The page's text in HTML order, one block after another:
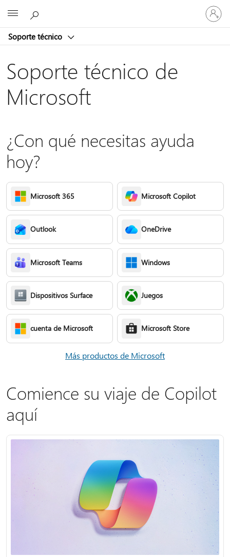
Soporte técnico
Iniciar
sesión
en
cuenta
Soporte técnico de
Microsoft
¿Con qué necesitas ayuda
hoy?
Microsoft 365 Microsoft Copilot
Outlook OneDrive
Microsoft Teams Windows
Dispositivos Surface Juegos
cuenta de Microsoft Microsoft Store
Más productos de Microsoft
Comience su viaje de Copilot
aquí